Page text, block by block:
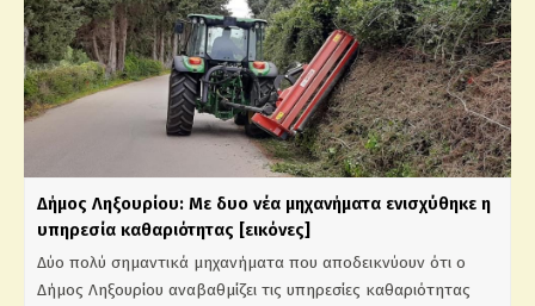
Δήμος Ληξουρίου: Με δυο νέα μηχανήματα ενισχύθηκε η
υπηρεσία καθαριότητας [εικόνες]
Δύο πολύ σημαντικά μηχανήματα που αποδεικνύουν ότι ο
Δήμος Ληξουρίου αναβαθμίζει τις υπηρεσίες καθαριότητας